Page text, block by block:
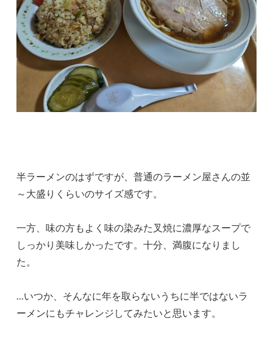
半ラーメンのはずですが、普通のラーメン屋さんの並
～大盛りくらいのサイズ感です。
一方、味の方もよく味の染みた叉焼に濃厚なスープで
しっかり美味しかったです。十分、満腹になりまし
た。
…いつか、そんなに年を取らないうちに半ではないラ
ーメンにもチャレンジしてみたいと思います。